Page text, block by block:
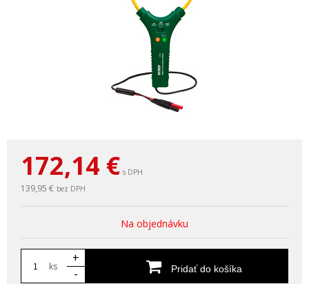
172,14 € s DPH
139,95 € bez DPH
Na objednávku
ks
+
-
Pridať do košíka